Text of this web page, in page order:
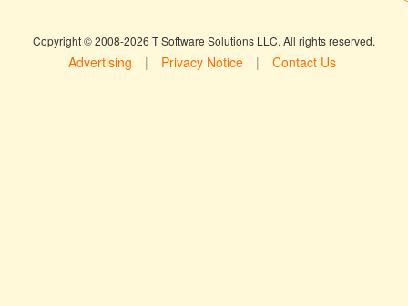
Copyright © 2008-2026 T Software Solutions LLC. All rights reserved.
Advertising | Privacy Notice | Contact Us